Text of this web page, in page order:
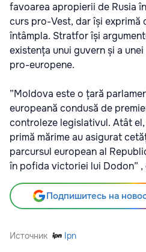
favoarea apropierii de Rusia
curs pro-Vest, dar își exprimă
întâmpla. Stratfor își
existența unui guvern și a
pro-europene.
”Moldova este o țară
europeană condusă de
controleze legislativul. Atât
primă mărime au asigurat
parcursul european al
în pofida victoriei lui Dodon”
Подпишитесь на
Источник Ipn